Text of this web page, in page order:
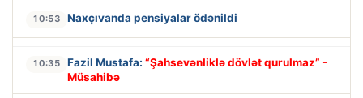
10:53 Naxçıvanda pensiyalar ödənildi
10:35 Fazil Mustafa: “Şahsevənliklə dövlət qurulmaz” -
Müsahibə